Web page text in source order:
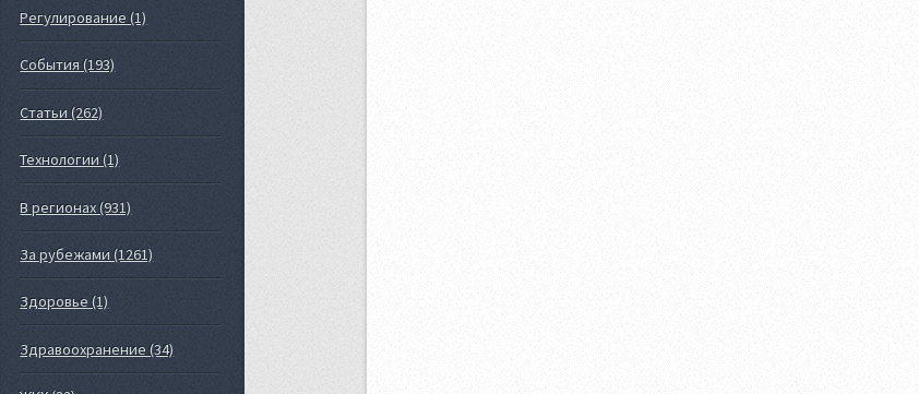
Регулирование (1)
События (193)
Статьи (262)
Технологии (1)
В регионах (931)
За рубежами (1261)
Здоровье (1)
Здравоохранение (34)